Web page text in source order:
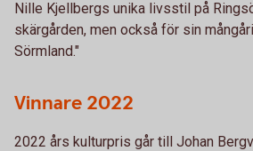
Nille Kjellbergs unika livsstil på
skärgården, men också för sin
Sörmland."
Vinnare 2022
2022 års kulturpris går till Johan